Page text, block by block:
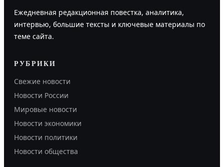
Ежедневная редакционная повестка, аналитика,
интервью, большие тексты и ключевые материалы по
теме сайта.
РУБРИКИ
Свежие новости
Новости России
Мировые новости
Новости экономики
Новости политики
Новости общества